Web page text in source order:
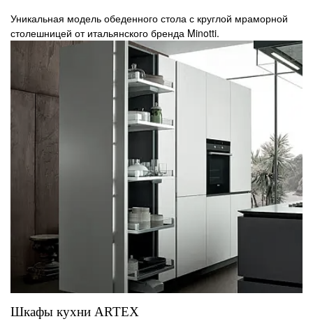
Уникальная модель обеденного стола с круглой мраморной
столешницей от итальянского бренда Minotti.
Шкафы кухни ARTEX